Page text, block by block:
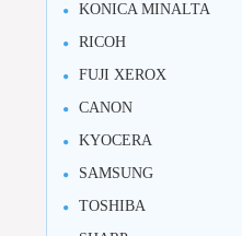
KONICA MINALTA
RICOH
FUJI XEROX
CANON
KYOCERA
SAMSUNG
TOSHIBA